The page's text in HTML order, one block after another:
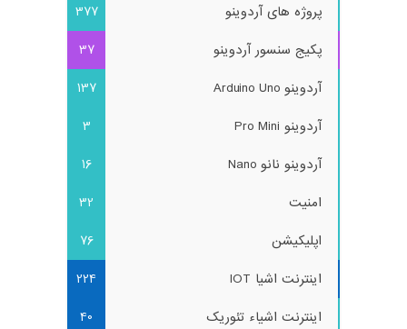
پروژه های آردوینو
377
پکیج سنسور آردوینو
37
آردوینو Arduino Uno
137
آردوینو Pro Mini
3
آردوینو نانو Nano
16
امنیت
32
اپلیکیشن
76
اینترنت اشیا IOT
224
اینترنت اشیاء تئوریک
40